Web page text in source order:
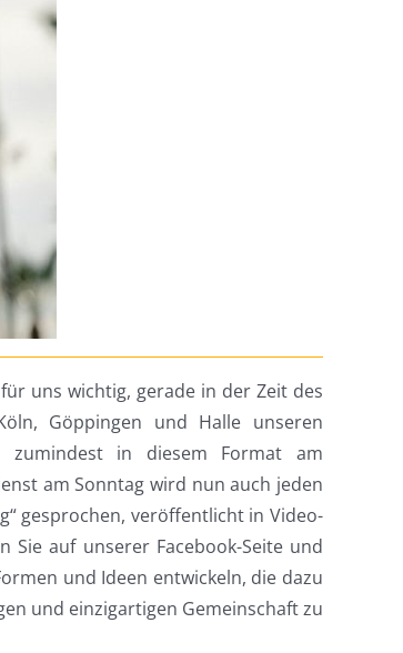
uns wichtig, gerade in der Zeit des
Göppingen und Halle unseren
zumindest in diesem Format am
am Sonntag wird nun auch jeden
gesprochen, veröffentlicht in Video-
auf unserer Facebook-Seite und
und Ideen entwickeln, die dazu
und einzigartigen Gemeinschaft zu